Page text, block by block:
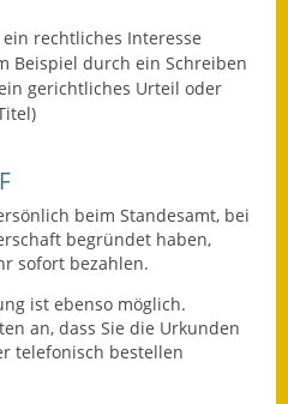
Zahlen und Fakten
Beratungsstellen im
Dienstleistungen
rechtliches Interesse
Beispiel durch ein Schreiben
gerichtliches Urteil oder
beim Standesamt, bei
begründet haben,
sofort bezahlen.
ist ebenso möglich.
an, dass Sie die Urkunden
telefonisch bestellen